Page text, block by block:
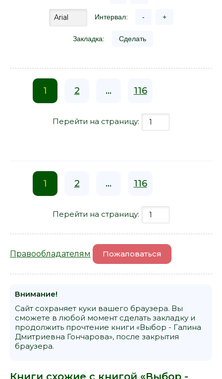
Интервал: - +
Закладка: Сделать
1 2 ... 116
Перейти на страницу:
1 2 ... 116
Перейти на страницу:
Правообладателям Пожаловаться
Внимание!
Сайт сохраняет куки вашего браузера. Вы
сможете в любой момент сделать закладку и
продолжить прочтение книги «Выбор - Галина
Дмитриевна Гончарова», после закрытия
браузера.
Книги схожие с книгой «Выбор -